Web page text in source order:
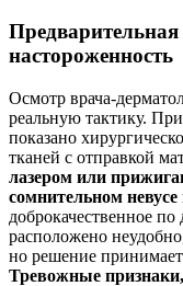
настороженность
Осмотр
реальную тактику.
показано
тканей с отправкой
лазером или
сомнительном
доброкачественное
расположено
но решение
Тревожные